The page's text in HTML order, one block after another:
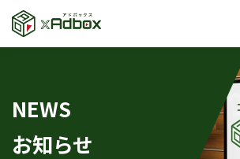
NEWS
お知らせ